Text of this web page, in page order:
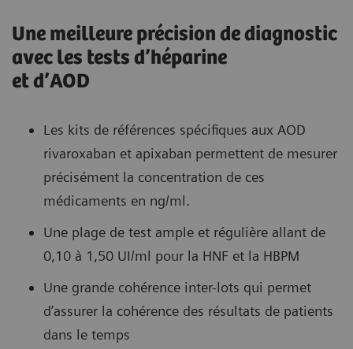
Une meilleure précision de diagnostic
avec les tests d’héparine
et d’AOD
Les kits de références spécifiques aux AOD
rivaroxaban et apixaban permettent de mesurer
précisément la concentration de ces
médicaments en ng/ml.
Une plage de test ample et régulière allant de
0,10 à 1,50 UI/ml pour la HNF et la HBPM
Une grande cohérence inter-lots qui permet
d’assurer la cohérence des résultats de patients
dans le temps